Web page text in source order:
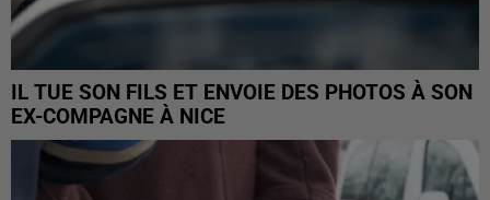
IL TUE SON FILS ET ENVOIE DES PHOTOS À SON
EX-COMPAGNE À NICE